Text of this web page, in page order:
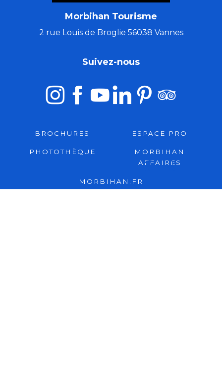
Morbihan Tourisme
2 rue Louis de Broglie 56038 Vannes
Suivez-nous
BROCHURES ESPACE PRO
PHOTOTHÈQUE
MORBIHAN
AFFAIRES
MORBIHAN.FR